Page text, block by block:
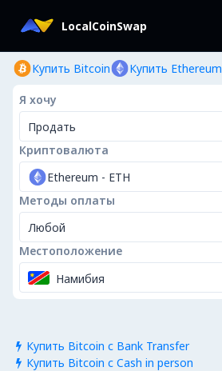
LocalCoinSwap
Купить Bitcoin Купить Ethereum
Я хочу
Продать
Криптовалюта
Ethereum - ETH
Методы оплаты
Любой
Местоположение
Намибия
 Купить Bitcoin с Bank Transfer
 Купить Bitcoin с Cash in person